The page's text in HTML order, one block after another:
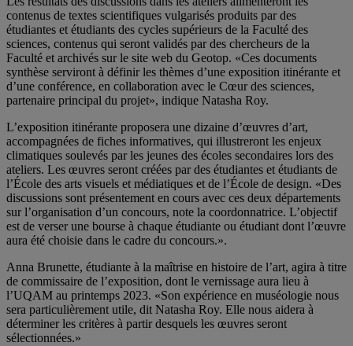
contenus de textes scientifiques vulgarisés produits par des
étudiantes et étudiants des cycles supérieurs de la Faculté des
sciences, contenus qui seront validés par des chercheurs de la
Faculté et archivés sur le site web du Geotop. «Ces documents
synthèse serviront à définir les thèmes d’une exposition itinérante et
d’une conférence, en collaboration avec le Cœur des sciences,
partenaire principal du projet», indique Natasha Roy.
L’exposition itinérante proposera une dizaine d’œuvres d’art,
accompagnées de fiches informatives, qui illustreront les enjeux
climatiques soulevés par les jeunes des écoles secondaires lors des
ateliers. Les œuvres seront créées par des étudiantes et étudiants de
l’École des arts visuels et médiatiques et de l’École de design. «Des
discussions sont présentement en cours avec ces deux départements
sur l’organisation d’un concours, note la coordonnatrice. L’objectif
est de verser une bourse à chaque étudiante ou étudiant dont l’œuvre
aura été choisie dans le cadre du concours.».
Anna Brunette, étudiante à la maîtrise en histoire de l’art, agira à titre
de commissaire de l’exposition, dont le vernissage aura lieu à
l’UQAM au printemps 2023. «Son expérience en muséologie nous
sera particulièrement utile, dit Natasha Roy. Elle nous aidera à
déterminer les critères à partir desquels les œuvres seront
sélectionnées.»